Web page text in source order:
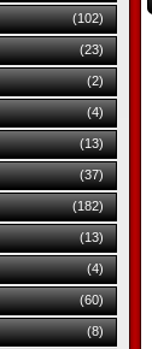
(102)
(23)
(2)
(4)
(13)
(37)
(182)
(13)
(4)
(60)
(8)